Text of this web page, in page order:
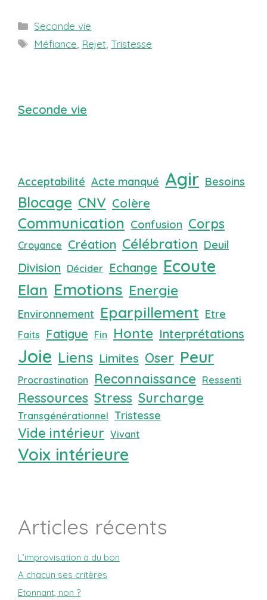
Catégories
Seconde vie
Étiquettes
Méfiance Rejet ,Tristesse
Seconde vie
Acceptabilité Acte manqué Agir Besoins
Blocage CNV Colère
Communication Confusion Corps
Croyance Création Célébration Deuil
Division Décider Echange Ecoute
Elan Emotions Energie
Environnement Eparpillement Etre
Faits Fatigue Fin Honte Interprétations
Joie Liens Limites Oser Peur
Procrastination Reconnaissance Ressenti
Ressources Stress Surcharge
Transgénérationnel Tristesse
Vide intérieur Vivant
Voix intérieure
Articles récents
L’improvisation a du bon
A chacun ses critères
Etonnant, non ?